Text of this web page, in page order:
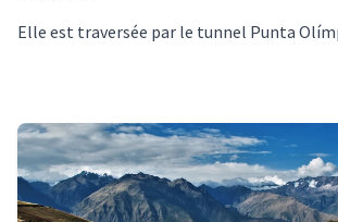
Elle est traversée par le tunnel Punta